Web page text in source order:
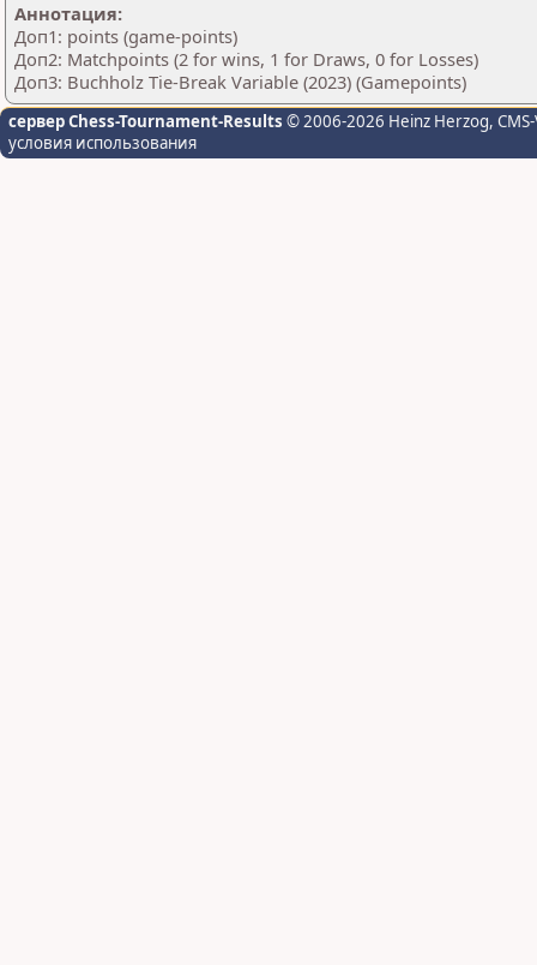
Аннотация:
Доп1: points (game-points)
Доп2: Matchpoints (2 for wins, 1 for Draws, 0 for Losses)
Доп3: Buchholz Tie-Break Variable (2023) (Gamepoints)
сервер Chess-Tournament-Results © 2006-2026 Heinz Herzog,
условия использования